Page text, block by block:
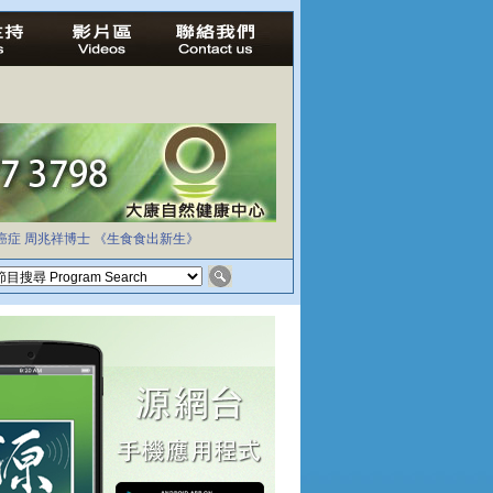
症 周兆祥博士 《生食食出新生》